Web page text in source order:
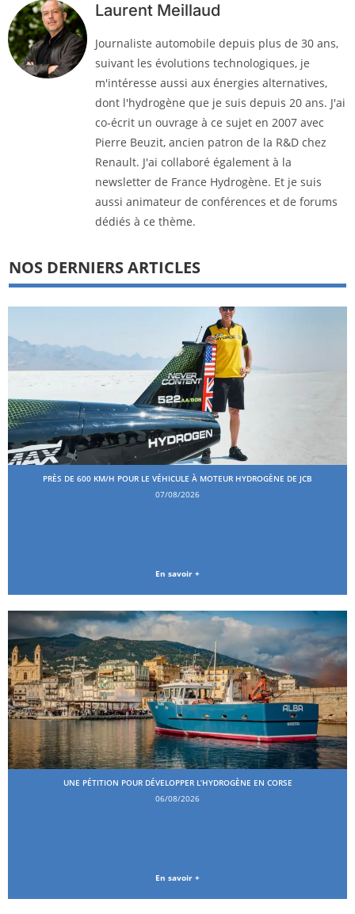
Laurent Meillaud
Journaliste automobile depuis plus de 30 ans,
suivant les évolutions technologiques, je
m'intéresse aussi aux énergies alternatives,
dont l'hydrogène que je suis depuis 20 ans. J'ai
co-écrit un ouvrage à ce sujet en 2007 avec
Pierre Beuzit, ancien patron de la R&D chez
Renault. J'ai collaboré également à la
newsletter de France Hydrogène. Et je suis
aussi animateur de conférences et de forums
dédiés à ce thème.
NOS DERNIERS ARTICLES
PRÈS DE 600 KM/H POUR LE VÉHICULE À MOTEUR HYDROGÈNE DE JCB
07/08/2026
En savoir +
UNE PÉTITION POUR DÉVELOPPER L’HYDROGÈNE EN CORSE
06/08/2026
En savoir +